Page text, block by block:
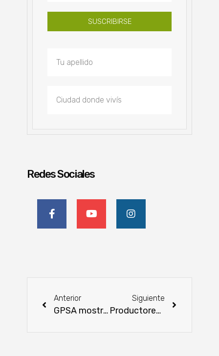
SUSCRIBIRSE
Redes Sociales
Anterior
GPSA mostró innovación en cultivo de maíz zafriña
Siguiente
Productores de Yrybucuá recibirán capacitación e infraestructura para incursionar en la piscicultura